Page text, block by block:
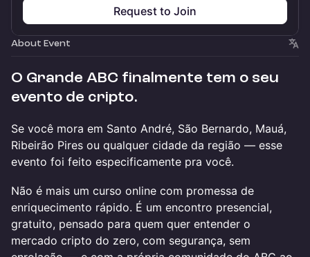
Request to Join
About Event
O Grande ABC finalmente tem o seu
evento de cripto.
Se você mora em Santo André, São Bernardo, Mauá,
Ribeirão Pires ou qualquer cidade da região — esse
evento foi feito especificamente pra você.
Não é mais um curso online com promessa de
enriquecimento rápido. É um encontro presencial,
gratuito, pensado para quem quer entender o
mercado cripto do zero, com segurança, sem